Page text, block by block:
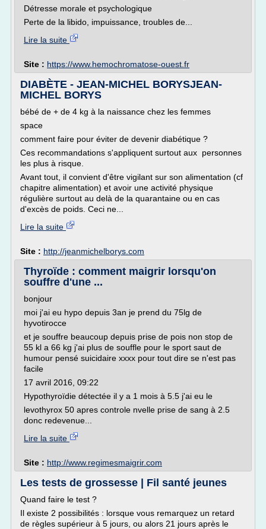
Détresse morale et psychologique
Perte de la libido, impuissance, troubles de...
Lire la suite
Site : https://www.hemochromatose-ouest.fr
DIABÈTE - JEAN-MICHEL BORYSJEAN-
MICHEL BORYS
bébé de + de 4 kg à la naissance chez les femmes
space
comment faire pour éviter de devenir diabétique ?
Ces recommandations s'appliquent surtout aux personnes
les plus à risque.
Avant tout, il convient d'être vigilant sur son alimentation (cf
chapitre alimentation) et avoir une activité physique
régulière surtout au delà de la quarantaine ou en cas
d'excès de poids. Ceci ne...
Lire la suite
Site : http://jeanmichelborys.com
Thyroïde : comment maigrir lorsqu'on
souffre d'une ...
bonjour
moi j'ai eu hypo depuis 3an je prend du 75lg de
hyvotirocce
et je souffre beaucoup depuis prise de pois non stop de
55 kl a 66 kg j'ai plus de souffle pour le sport saut de
humour pensé suicidaire xxxx pour tout dire se n'est pas
facile
17 avril 2016, 09:22
Hypothyroïdie détectée il y a 1 mois à 5.5 j'ai eu le
levothyrox 50 apres controle nvelle prise de sang à 2.5
donc redevenue...
Lire la suite
Site : http://www.regimesmaigrir.com
Les tests de grossesse | Fil santé jeunes
Quand faire le test ?
Il existe 2 possibilités : lorsque vous remarquez un retard
de règles supérieur à 5 jours, ou alors 21 jours après le